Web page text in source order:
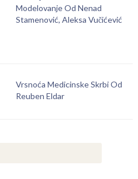
Modelovanje Od Nenad
Stamenović, Aleksa Vučićević
Vrsnoća Medicinske Skrbi Od
Reuben Eldar